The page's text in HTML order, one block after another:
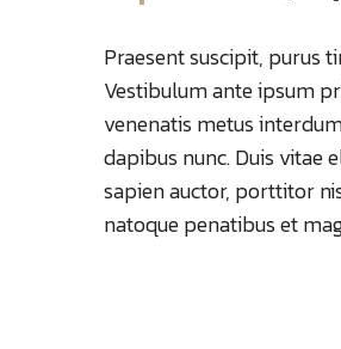
Praesent suscipit, purus
Vestibulum ante ipsum
venenatis metus
dapibus nunc. Duis vitae
sapien auctor, porttitor
natoque penatibus et